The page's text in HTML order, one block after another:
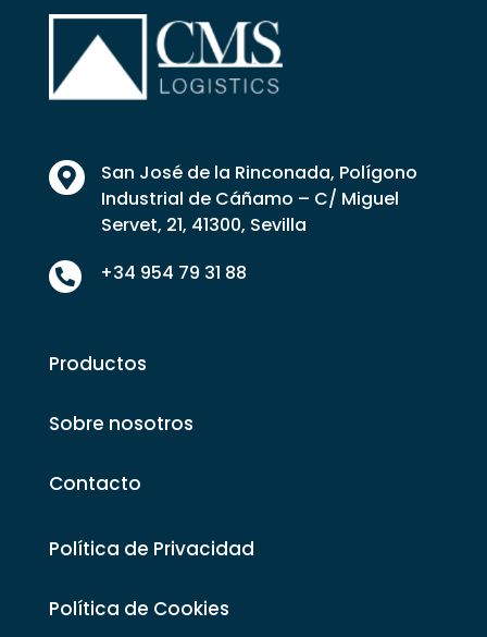

San José de la Rinconada, Polígono
Industrial de Cáñamo – C/ Miguel
Servet, 21, 41300, Sevilla
 +34 954 79 31 88
Productos
Sobre nosotros
Contacto
Política de Privacidad
Política de Cookies